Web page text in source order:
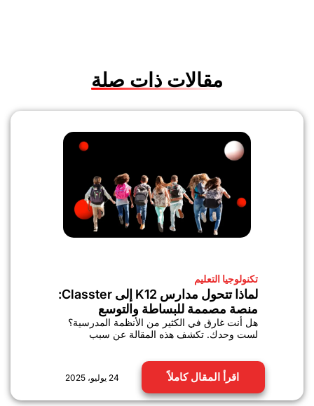
مقالات ذات صلة
تكنولوجيا التعليم
لماذا تتحول مدارس K12 إلى Classter:
منصة مصممة للبساطة والتوسع
هل أنت غارق في الكثير من الأنظمة المدرسية؟
لست وحدك. تكشف هذه المقالة عن سبب
اقرأ المقال كاملاً 24 يوليو، 2025